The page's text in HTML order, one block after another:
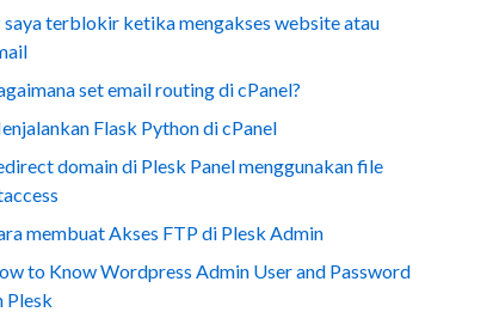
saya terblokir ketika mengakses website atau
set email routing di cPanel?
Flask Python di cPanel
domain di Plesk Panel menggunakan file
membuat Akses FTP di Plesk Admin
to Know Wordpress Admin User and Password
Plesk